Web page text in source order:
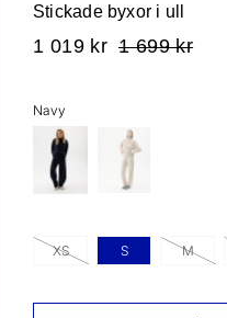
Stickade byxor i ull
1 019 kr 1 699 kr
Navy
XS S M